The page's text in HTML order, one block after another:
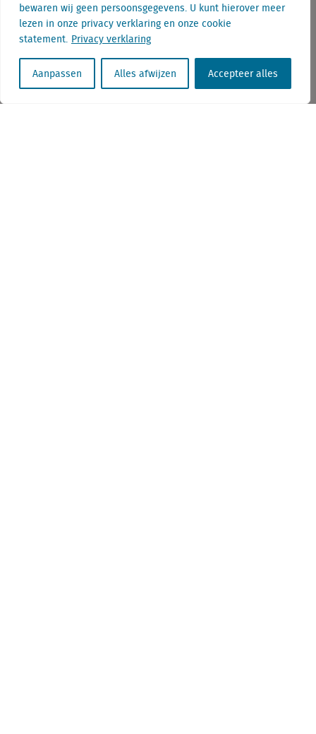
bewaren wij geen persoonsgegevens. U kunt hierover meer
lezen in onze privacy verklaring en onze cookie
statement. Privacy verklaring
Aanpassen Alles afwijzen Accepteer alles
Astrid is Marketing Communicatie Manager bij
Locatus en ziet zo heel wat interessante
informatie voorbij komen. Dit zorgt ervoor dat
zij met enige beroepsdeformatie door de